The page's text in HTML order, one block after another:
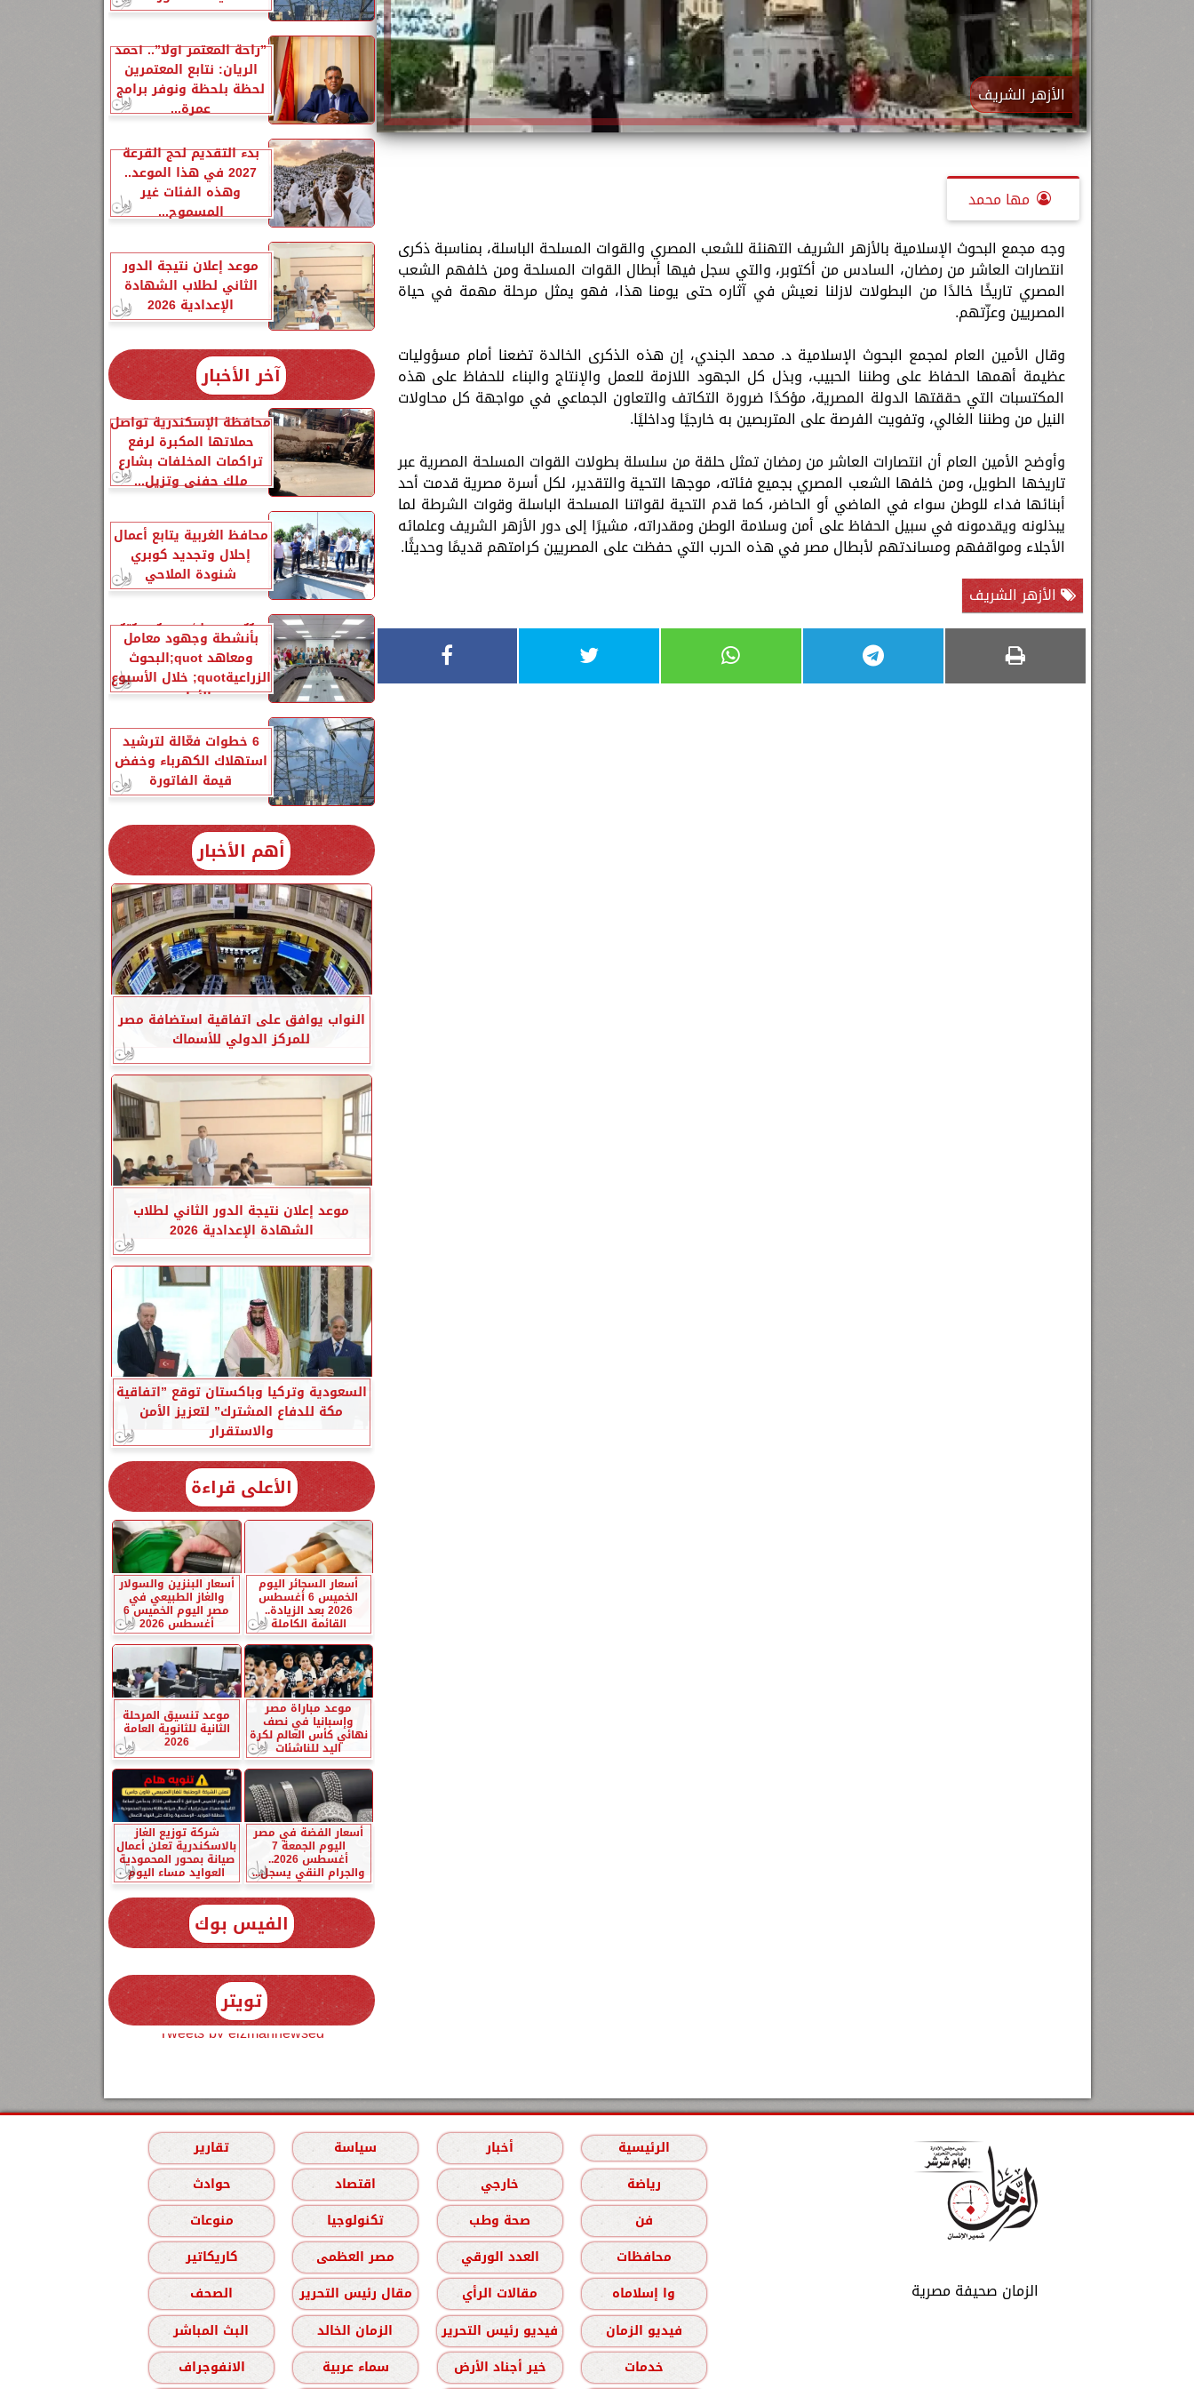
الأزهر الشريف
مها محمد
وجه مجمع البحوث الإسلامية بالأزهر الشريف التهنئة للشعب المصري والقوات المسلحة الباسلة، بمناسبة ذكرى
انتصارات العاشر من رمضان، السادس من أكتوبر، والتي سجل فيها أبطال القوات المسلحة ومن خلفهم الشعب
المصري تاريخًا خالدًا من البطولات لازلنا نعيش في آثاره حتى يومنا هذا، فهو يمثل مرحلة مهمة في حياة
المصريين وعزّتهم.
وقال الأمين العام لمجمع البحوث الإسلامية د. محمد الجندي، إن هذه الذكرى الخالدة تضعنا أمام مسؤوليات
عظيمة أهمها الحفاظ على وطننا الحبيب، وبذل كل الجهود اللازمة للعمل والإنتاج والبناء للحفاظ على هذه
المكتسبات التي حققتها الدولة المصرية، مؤكدًا ضرورة التكاتف والتعاون الجماعي في مواجهة كل محاولات
النيل من وطننا الغالي، وتفويت الفرصة على المتربصين به خارجيًا وداخليًا.
وأوضح الأمين العام أن انتصارات العاشر من رمضان تمثل حلقة من سلسلة بطولات القوات المسلحة المصرية عبر
تاريخها الطويل، ومن خلفها الشعب المصري بجميع فئاته، موجها التحية والتقدير، لكل أسرة مصرية قدمت أحد
أبنائها فداء للوطن سواء في الماضي أو الحاضر، كما قدم التحية لقواتنا المسلحة الباسلة وقوات الشرطة لما
يبذلونه ويقدمونه في سبيل الحفاظ على أمن وسلامة الوطن ومقدراته، مشيرًا إلى دور الأزهر الشريف وعلمائه
الأجلاء ومواقفهم ومساندتهم لأبطال مصر في هذه الحرب التي حفظت على المصريين كرامتهم قديمًا وحديثًا.
الأزهر الشريف
”راحة المعتمر أولًا”.. أحمد
الريان: نتابع المعتمرين
لحظة بلحظة ونوفر برامج
عمرة...
بدء التقديم لحج القرعة
2027 في هذا الموعد..
وهذه الفئات غير
المسموح...
موعد إعلان نتيجة الدور
الثاني لطلاب الشهادة
الإعدادية 2026
آخر الأخبار
محافظة الإسكندرية تواصل
حملاتها المكبرة لرفع
تراكمات المخلفات بشارع
ملك حفني وتزيل...
محافظ الغربية يتابع أعمال
إحلال وتجديد كوبري
شنودة الملاحي
الزراعةquot; تنشر تقريرًا
بأنشطة وجهود معامل
ومعاهد quot;البحوث
الزراعيةquot; خلال الأسبوع
الأول...
6 خطوات فعّالة لترشيد
استهلاك الكهرباء وخفض
قيمة الفاتورة
أهم الأخبار
النواب يوافق على اتفاقية استضافة مصر
للمركز الدولي للأسماك
موعد إعلان نتيجة الدور الثاني لطلاب
الشهادة الإعدادية 2026
السعودية وتركيا وباكستان توقع ”اتفاقية
مكة للدفاع المشترك” لتعزيز الأمن
والاستقرار
الأعلى قراءة
أسعار السجائر اليوم
الخميس 6 أغسطس
2026 بعد الزيادة..
القائمة الكاملة
أسعار البنزين والسولار
والغاز الطبيعي في
مصر اليوم الخميس 6
أغسطس 2026
موعد مباراة مصر
وإسبانيا في نصف
نهائي كأس العالم لكرة
اليد للناشئات
موعد تنسيق المرحلة
الثانية للثانوية العامة
2026
أسعار الفضة في مصر
اليوم الجمعة 7
أغسطس 2026..
والجرام النقي يسجل...
شركة توزيع الغاز
بالاسكندرية تعلن أعمال
صيانة بمحور المحمودية
العوايد مساء اليوم
الفيس بوك
تويتر
Tweets by elzmannewseg
الزمان صحيفة مصرية
الرئيسية أخبار سياسة
تقارير
رياضة
خارجي اقتصاد
حوادث
فن
صحة وطب تكنولوجيا
منوعات
محافظات
العدد الورقي مصر العظمى
كاريكاتير
وا إسلاماه
مقالات الرأي مقال رئيس التحرير
الصحف
فيديو الزمان
فيديو رئيس التحرير الزمان الخالد
البث المباشر
خدمات
خير أجناد الأرض سماء عربية الانفوجراف